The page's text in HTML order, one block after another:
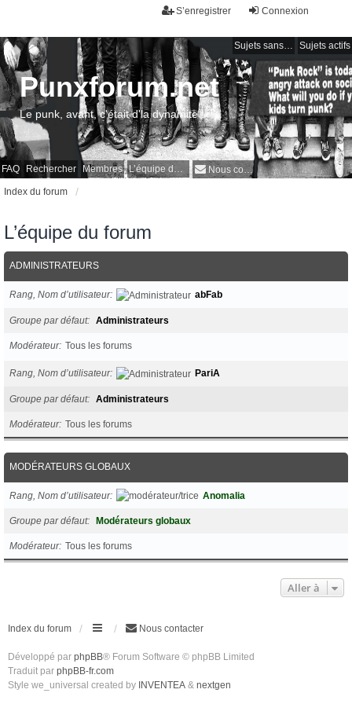
Connexion
S’enregistrer
Sujets sans réponse Sujets actifs
FAQ Rechercher Membres L’équipe du forum Nous contacter
Punxforum.net
Le punk, avant, c'était d'la dynamite !
Index du forum
L’équipe du forum
ADMINISTRATEURS
Rang, Nom d’utilisateur abFab
Groupe par défaut Administrateurs
Modérateur Tous les forums
Rang, Nom d’utilisateur PariA
Groupe par défaut Administrateurs
Modérateur Tous les forums
MODÉRATEURS GLOBAUX
Rang, Nom d’utilisateur Anomalia
Groupe par défaut Modérateurs globaux
Modérateur Tous les forums
Aller à
Index du forum Nous contacter
Développé par phpBB® Forum Software © phpBB Limited
Traduit par phpBB-fr.com
Style we_universal created by INVENTEA & nextgen